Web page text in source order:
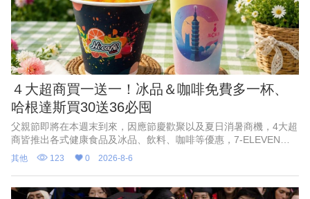
４大超商買一送一！冰品＆咖啡免費多一杯、
哈根達斯買30送36必囤
父親節即將在本週末到來，因應節慶歡聚以及夏日消暑商機，4大超
商皆推出各式健康食品及冰品、飲料、咖啡等優惠，7-ELEVEN聯
名遊戲《絕區零》，霜淇淋、思樂冰第2件10元；萊爾富果C果昔指
定芋頭品項買一送一；OKmart「爸氣開喝」祭出多項飲品、啤酒及
下酒菜優惠；全家便利商店哈根達斯買10送12、買30送36，比買一
送一更划算！
其他 123 0 2026-8-6